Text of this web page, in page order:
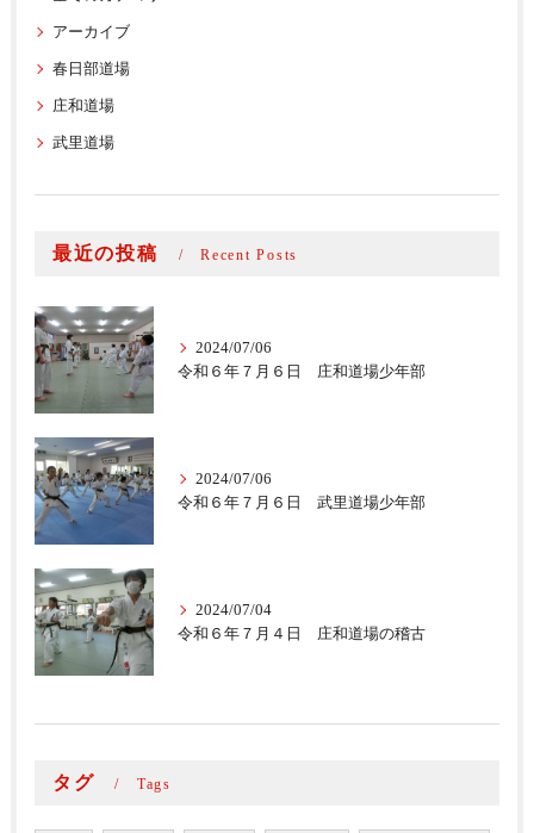
アーカイブ
春日部道場
庄和道場
武里道場
最近の投稿 Recent Posts
2024/07/06
令和６年７月６日 庄和道場少年部
2024/07/06
令和６年７月６日 武里道場少年部
2024/07/04
令和６年７月４日 庄和道場の稽古
タグ Tags